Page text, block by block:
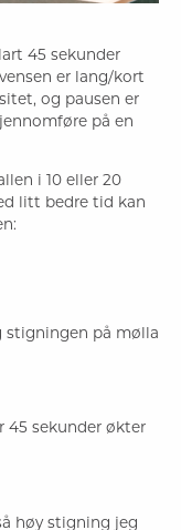
45 sekunder
er lang/kort
og pausen er
på en
i 10 eller 20
litt bedre tid kan
stigningen på mølla
45 sekunder økter
høy stigning jeg